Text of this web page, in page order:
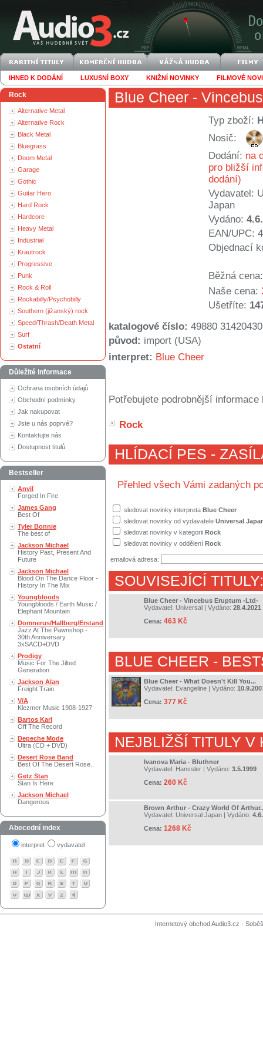
IHNED K DODÁNÍ LUXUSNÍ BOXY KNIŽNÍ NOVINKY FILMOVÉ
Rock
Alternative Metal
Alternative Rock
Black Metal
Bluegrass
Doom Metal
Garage
Gothic
Guitar Hero
Hard Rock
Hardcore
Heavy Metal
Industrial
Krautrock
Progressive
Punk
Rock & Roll
Rockabilly/Psychobilly
Southern (jižanský) rock
Speed/Thrash/Death Metal
Surf
Ostatní
Důležité informace
Ochrana osobních údajů
Obchodní podmínky
Jak nakupovat
Jste u nás poprvé?
Kontaktujte nás
Dostupnost titulů
Bestseller
Anvil
Forged In Fire
James Gang
Best Of
Tyler Bonnie
The best of
Jackson Michael
History Past, Present And
Future
Jackson Michael
Blood On The Dance Floor -
History In The Mix
Youngbloods
Youngbloods / Earth Music /
Elephant Mountain
Domnerus/Hallberg/Erstand
Jazz At The Pawnshop -
30th Anniversary
3xSACD+DVD
Prodigy
Music For The Jilted
Generation
Jackson Alan
Freight Train
V/A
Klezmer Music 1908-1927
Bartos Karl
Off The Record
Depeche Mode
Ultra (CD + DVD)
Desert Rose Band
Best Of The Desert Rose..
Getz Stan
Stan Is Here
Jackson Michael
Dangerous
Abecední index
interpret vydavatel
Blue Cheer -
Typ zboží:
Nosič:
Dodání: na
pro bližší
dodání)
Vydavatel:
Japan
Vydáno:
EAN/UPC:
Objednací
Běžná cena:
Naše cena:
Ušetříte:
katalogové číslo: 49880 31420430
původ: import (USA)
interpret: Blue Cheer
Potřebujete podrobnější
Rock
HLÍDACÍ PES -
Přehled všech Vámi zadaných
sledovat novinky interpreta Blue Cheer
sledovat novinky od vydavatele Universal
sledovat novinky v kategorii Rock
sledovat novinky v oddělení Rock
emailová adresa:
SOUVISEJÍCÍ TITULY:
Blue Cheer - Vincebus Eruptum -Ltd-
Vydavatel: Universal | Vydáno: 28.4.2021
Cena: 463 Kč
BLUE CHEER -
Blue Cheer - What Doesn't Kill You...
Vydavatel: Evangeline | Vydáno:
Cena: 377 Kč
NEJBLIŽŠÍ TITULY V
Ivanova Maria - Bluthner
Vydavatel: Hanssler | Vydáno: 3.5.1999
Cena: 260 Kč
Brown Arthur - Crazy World Of Arthur..
Vydavatel: Universal Japan | Vydáno:
Cena: 1268 Kč
Internetový obchod Audio3.cz -